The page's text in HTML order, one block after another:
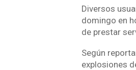
Diversos
domingo en
de prestar
Según
explosiones